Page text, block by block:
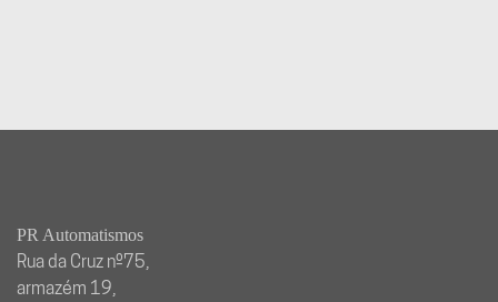
PR Automatismos
Rua da Cruz nº75,
armazém 19,